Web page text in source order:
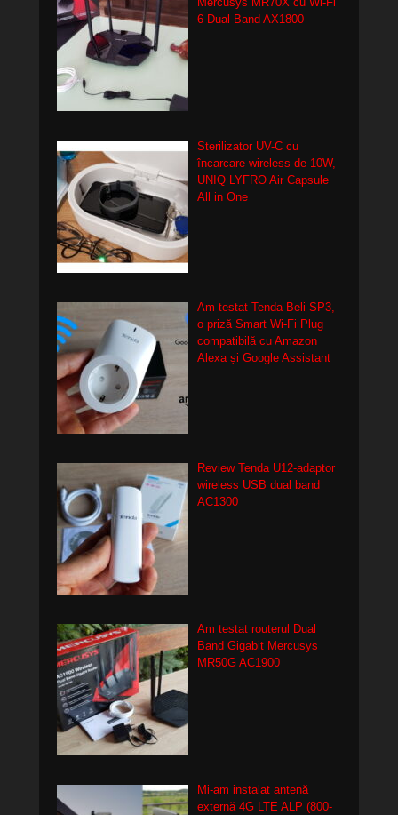
6 Dual-Band AX1800
Sterilizator UV-C cu
încarcare wireless de 10W,
UNIQ LYFRO Air Capsule
All in One
Am testat Tenda Beli SP3,
o priză Smart Wi-Fi Plug
compatibilă cu Amazon
Alexa și Google Assistant
Review Tenda U12-adaptor
wireless USB dual band
AC1300
Am testat routerul Dual
Band Gigabit Mercusys
MR50G AC1900
Mi-am instalat antenă
externă 4G LTE ALP (800-